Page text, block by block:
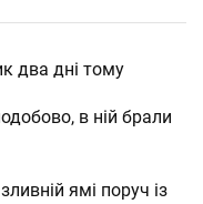
два дні тому
в ній брали
ямі поруч із